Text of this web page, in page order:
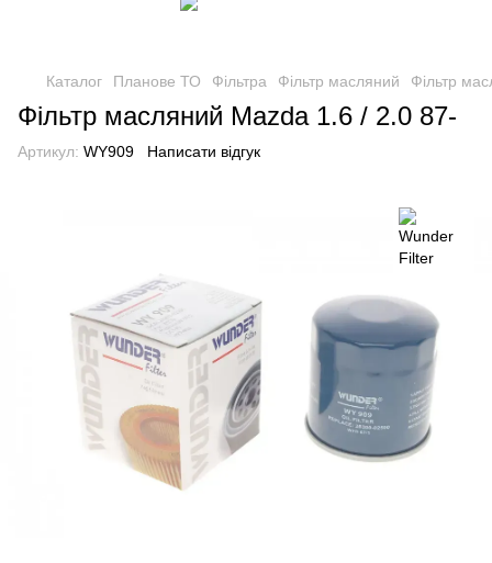
Каталог Планове ТО Фільтра Фільтр масляний Фільтр
Фільтр масляний Mazda 1.6 / 2.0 87-
Артикул: WY909 Написати відгук